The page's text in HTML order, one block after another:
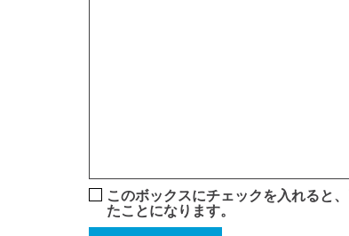
このボックスにチェックを入れると
たことになります。